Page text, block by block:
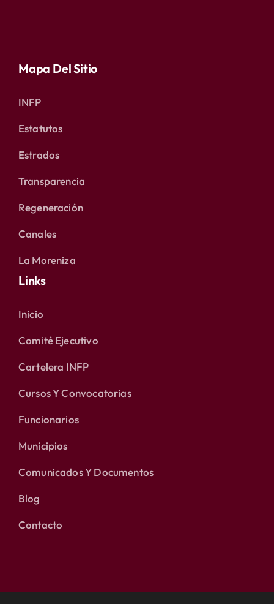
Mapa Del Sitio
INFP
Estatutos
Estrados
Transparencia
Regeneración
Canales
La Moreniza
Links
Inicio
Comité Ejecutivo
Cartelera INFP
Cursos Y Convocatorias
Funcionarios
Municipios
Comunicados Y Documentos
Blog
Contacto